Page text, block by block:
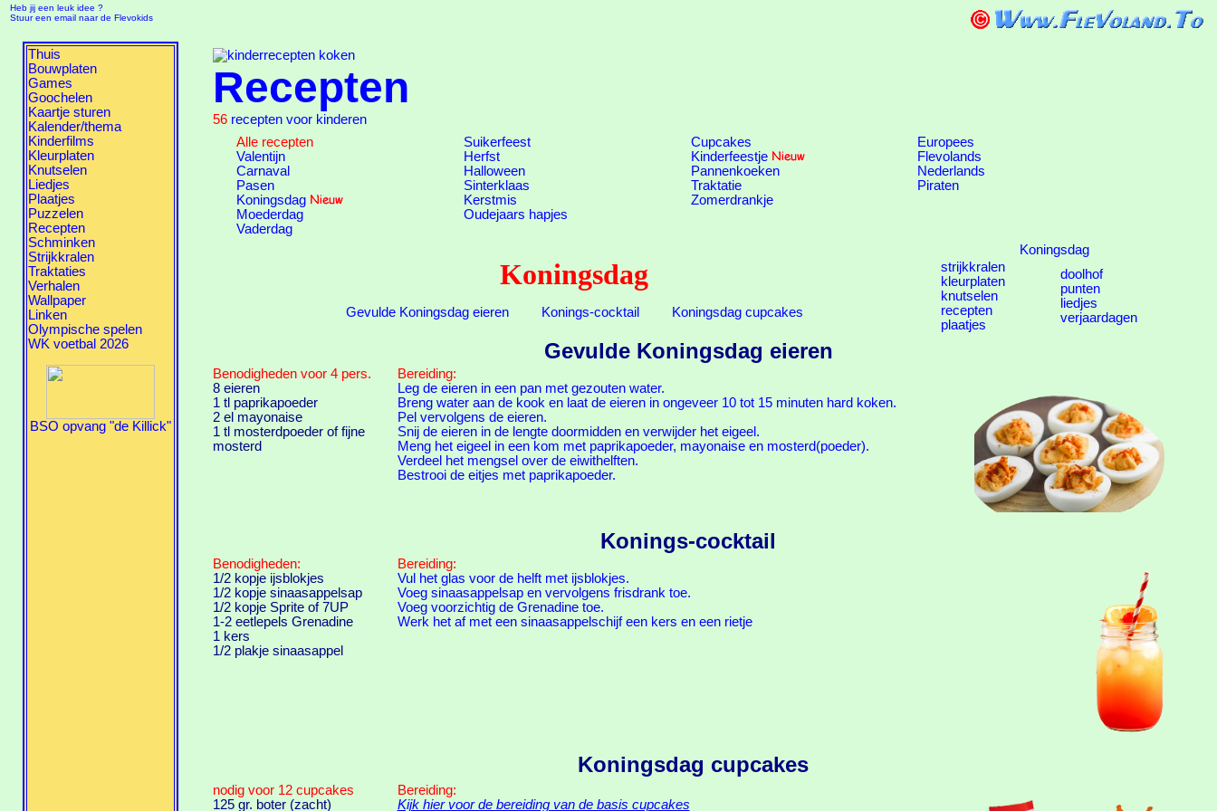
Heb jij een leuk idee ?
Stuur een email naar de Flevokids
Thuis
Bouwplaten
Games
Goochelen
Kaartje sturen
Kalender/thema
Kinderfilms
Kleurplaten
Knutselen
Liedjes
Plaatjes
Puzzelen
Recepten
Schminken
Strijkkralen
Traktaties
Verhalen
Wallpaper
Linken
Olympische spelen
WK voetbal 2026
BSO opvang "de Killick"
Recepten
56recepten voor kinderen
Alle recepten
Valentijn
Carnaval
Pasen
Koningsdag
Moederdag
Vaderdag
Suikerfeest
Herfst
Halloween
Sinterklaas
Kerstmis
Oudejaars hapjes
Cupcakes
Kinderfeestje
Pannenkoeken
Traktatie
Zomerdrankje
Europees
Flevolands
Nederlands
Piraten
Koningsdag
Gevulde Koningsdag eieren Konings-cocktail Koningsdag cupcakes
Koningsdag
strijkkralen
kleurplaten
knutselen
recepten
plaatjes
doolhof
punten
liedjes
verjaardagen
Gevulde Koningsdag eieren
Benodigheden voor 4 pers.
8 eieren
1 tl paprikapoeder
2 el mayonaise
1 tl mosterdpoeder of fijne
mosterd
Bereiding:
Leg de eieren in een pan met gezouten water.
Breng water aan de kook en laat de eieren in ongeveer 10 tot 15 minuten hard koken.
Pel vervolgens de eieren.
Snij de eieren in de lengte doormidden en verwijder het eigeel.
Meng het eigeel in een kom met paprikapoeder, mayonaise en mosterd(poeder).
Verdeel het mengsel over de eiwithelften.
Bestrooi de eitjes met paprikapoeder.
Konings-cocktail
Benodigheden:
1/2 kopje ijsblokjes
1/2 kopje sinaasappelsap
1/2 kopje Sprite of 7UP
1-2 eetlepels Grenadine
1 kers
1/2 plakje sinaasappel
Bereiding:
Vul het glas voor de helft met ijsblokjes.
Voeg sinaasappelsap en vervolgens frisdrank toe.
Voeg voorzichtig de Grenadine toe.
Werk het af met een sinaasappelschijf een kers en een rietje
Koningsdag cupcakes
nodig voor 12 cupcakes
125 gr. boter (zacht)
Bereiding:
Kijk hier voor de bereiding van de basis cupcakes